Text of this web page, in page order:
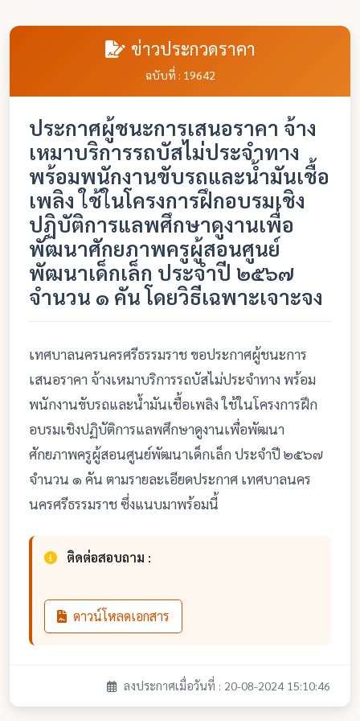
ข่าวประกวดราคา
ฉบับที่ : 19642
ประกาศผู้ชนะการเสนอราคา จ้าง
เหมาบริการรถบัสไม่ประจำทาง
พร้อมพนักงานขับรถและน้ำมันเชื้อ
เพลิง ใช้ในโครงการฝึกอบรมเชิง
ปฏิบัติการแลพศึกษาดูงานเพื่อ
พัฒนาศักยภาพครูผู้สอนศูนย์
พัฒนาเด็กเล็ก ประจำปี ๒๕๖๗
จำนวน ๑ คัน โดยวิธีเฉพาะเจาะจง
เทศบาลนครนครศรีธรรมราช ขอประกาศผู้ชนะการ
เสนอราคา จ้างเหมาบริการรถบัสไม่ประจำทาง พร้อม
พนักงานขับรถและน้ำมันเชื้อเพลิง ใช้ในโครงการฝึก
อบรมเชิงปฏิบัติการแลพศึกษาดูงานเพื่อพัฒนา
ศักยภาพครูผู้สอนศูนย์พัฒนาเด็กเล็ก ประจำปี ๒๕๖๗
จำนวน ๑ คัน ตามรายละเอียดประกาศ เทศบาลนคร
นครศรีธรรมราช ซึ่งแนบมาพร้อมนี้
ติดต่อสอบถาม :
ดาวน์โหลดเอกสาร
ลงประกาศเมื่อวันที่ : 20-08-2024 15:10:46